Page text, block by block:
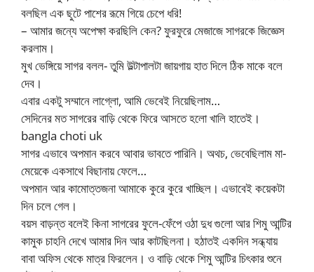
বলছিল এক ছুটে পাশের রূমে গিয়ে চেপে ধরি!
– আমার জন্যে অপেক্ষা করছিলি কেন? ফুরফুরে মেজাজে সাগরকে জিজ্ঞেস
করলাম।
মুখ ভেঙ্গিয়ে সাগর বলল- তুমি উল্টাপালটা জায়গায় হাত দিলে ঠিক মাকে বলে
দেব।
এবার একটু সম্মানে লাগ্লো, আমি ভেবেই নিয়েছিলাম…
সেদিনের মত সাগরের বাড়ি থেকে ফিরে আসতে হলো খালি হাতেই।
bangla choti uk
সাগর এভাবে অপমান করবে আবার ভাবতে পারিনি। অথচ, ভেবেছিলাম মা-
মেয়েকে একসাথে বিছানায় ফেলে…
অপমান আর কামোত্তজনা আমাকে কুরে কুরে খাচ্ছিল। এভাবেই কয়েকটা
দিন চলে গেল।
বয়স বাড়ন্ত বলেই কিনা সাগরের ফুলে-ফেঁপে ওঠা দুধ গুলো আর শিমু আন্টির
কামুক চাহনি দেখে আমার দিন আর কাটছিলনা। হঠাতই একদিন সন্ধ্যায়
বাবা অফিস থেকে মাত্র ফিরলেন। ও বাড়ি থেকে শিমু আন্টির চিৎকার শুনে